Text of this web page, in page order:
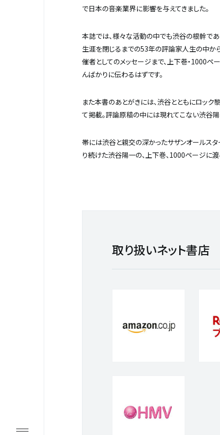
で日本の音楽業界に影響を与えてきました。
本誌では、様々な活動の中でも渋谷の根幹で
生涯を閉じるまでの53年の評論家人生の中か
催者としてのメッセージまで、上下巻・1000
んばかりに伝わるはずです。
また本書のあとがきには、渋谷とともにロッ
て掲載。評論原稿の中には現れてこない渋谷陽
帯には渋谷と親交の深かったサザンオールスタ
り続けた渋谷陽一の、上下巻、1000ページに
取り扱いネット書店